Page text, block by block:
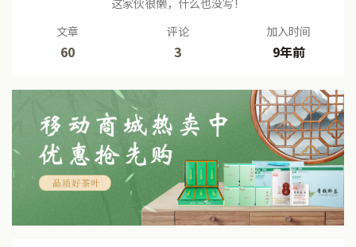
这家伙很懒，什么也没写！
文章
60
评论
3
加入时间
9年前